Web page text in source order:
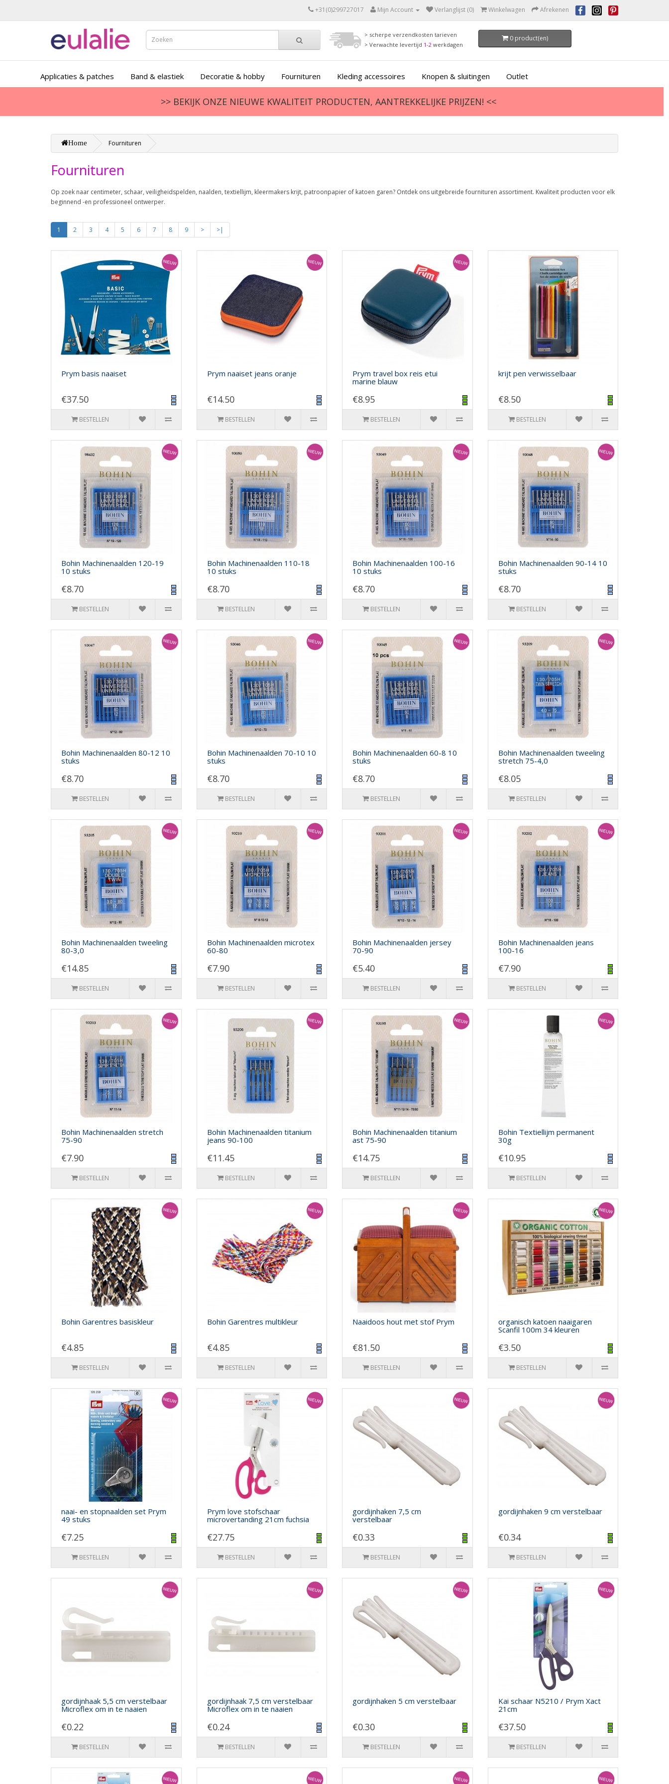
+31(0)299727017 Mijn Account Verlanglijst (0) Winkelwagen Afrekenen
> scherpe verzendkosten tarieven
> Verwachte levertijd 1-2werkdagen
0 product(en)
Applicaties & patches Band & elastiek Decoratie & hobby Fournituren Kleding accessoires Knopen & sluitingen Outlet
>> BEKIJK ONZE NIEUWE KWALITEIT PRODUCTEN, AANTREKKELIJKE PRIJZEN! <<
Home Fournituren
Fournituren
Op zoek naar centimeter, schaar, veiligheidspelden, naalden, textiellijm, kleermakers krijt, patroonpapier of katoen garen? Ontdek ons uitgebreide fournituren assortiment. Kwaliteit producten voor elk
beginnend -en professioneel ontwerper.
1 2 3 4 5 6 7 8 9 > >|
Prym basis naaiset
€37.50
BESTELLEN
Prym naaiset jeans oranje
€14.50
BESTELLEN
Prym travel box reis etui
marine blauw
€8.95
BESTELLEN
krijt pen verwisselbaar
€8.50
BESTELLEN
Bohin Machinenaalden 120-19
10 stuks
€8.70
BESTELLEN
Bohin Machinenaalden 110-18
10 stuks
€8.70
BESTELLEN
Bohin Machinenaalden 100-16
10 stuks
€8.70
BESTELLEN
Bohin Machinenaalden 90-14 10
stuks
€8.70
BESTELLEN
Bohin Machinenaalden 80-12 10
stuks
€8.70
BESTELLEN
Bohin Machinenaalden 70-10 10
stuks
€8.70
BESTELLEN
Bohin Machinenaalden 60-8 10
stuks
€8.70
BESTELLEN
Bohin Machinenaalden tweeling
stretch 75-4,0
€8.05
BESTELLEN
Bohin Machinenaalden tweeling
80-3,0
€14.85
BESTELLEN
Bohin Machinenaalden microtex
60-80
€7.90
BESTELLEN
Bohin Machinenaalden jersey
70-90
€5.40
BESTELLEN
Bohin Machinenaalden jeans
100-16
€7.90
BESTELLEN
Bohin Machinenaalden stretch
75-90
€7.90
BESTELLEN
Bohin Machinenaalden titanium
jeans 90-100
€11.45
BESTELLEN
Bohin Machinenaalden titanium
ast 75-90
€14.75
BESTELLEN
Bohin Textiellijm permanent
30g
€10.95
BESTELLEN
Bohin Garentres basiskleur
€4.85
BESTELLEN
Bohin Garentres multikleur
€4.85
BESTELLEN
Naaidoos hout met stof Prym
€81.50
BESTELLEN
organisch katoen naaigaren
Scanfil 100m 34 kleuren
€3.50
BESTELLEN
naai- en stopnaalden set Prym
49 stuks
€7.25
BESTELLEN
Prym love stofschaar
microvertanding 21cm fuchsia
€27.75
BESTELLEN
gordijnhaken 7,5 cm
verstelbaar
€0.33
BESTELLEN
gordijnhaken 9 cm verstelbaar
€0.34
BESTELLEN
gordijnhaak 5,5 cm verstelbaar
Microflex om in te naaien
€0.22
BESTELLEN
gordijnhaak 7,5 cm verstelbaar
Microflex om in te naaien
€0.24
BESTELLEN
gordijnhaken 5 cm verstelbaar
€0.30
BESTELLEN
Kai schaar N5210 / Prym Xact
21cm
€37.50
BESTELLEN